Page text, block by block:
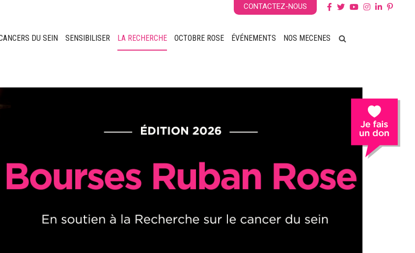
CONTACTEZ-NOUS
DU SEIN SENSIBILISER LA RECHERCHE OCTOBRE ROSE ÉVÉNEMENTS NOS MECENES